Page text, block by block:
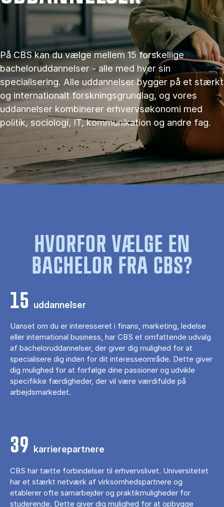
På CBS kan du vælge mellem 15 forskellige
bacheloruddannelser - alle med hver sin
specialisering. Alle uddannelser bygger på et stærkt
og internationalt forskningsgrundlag, og vores
uddannelser kombinerer erhvervsøkonomi med
politik, sociologi, IT, kommunikation og andre fag.
HVORFOR VÆLGE EN
BACHELOR FRA CBS?
15 uddannelser
Uanset om du er interesseret i finans, marketing, ledelse
eller international business, har CBS et omfattende udvalg
af bacheloruddannelser, der giver dig mulighed for at
specialisere dig inden for dit interesseområde. Dette giver
dig mulighed for at forfølge dine passioner og udvikle
specifikke færdigheder, der vil være værdifulde på
arbejdsmarkedet.
39 karrierepartnere
CBS har tætte forbindelser til erhvervslivet. Universitetet
har et stærkt netværk af virksomhedspartnere og
etablerer ofte samarbejder og praktikmuligheder for
studerende. Dette giver dig mulighed for at opbygge